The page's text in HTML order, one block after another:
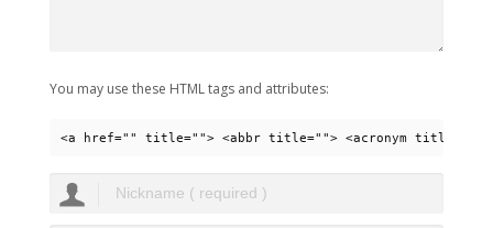
You may use these HTML tags and attributes:
<a href="" title=""> <abbr title=""> <acronym title="">